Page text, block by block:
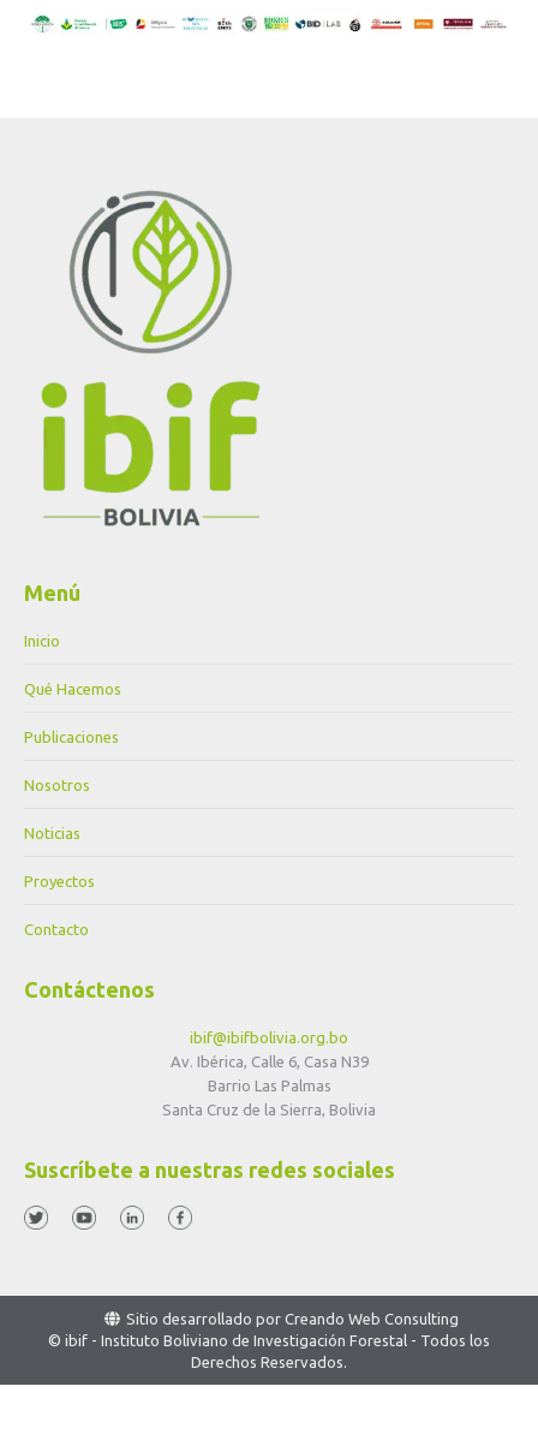
Menú
Inicio
Qué Hacemos
Publicaciones
Nosotros
Noticias
Proyectos
Contacto
Contáctenos
ibif@ibifbolivia.org.bo
Av. Ibérica, Calle 6, Casa N39
Barrio Las Palmas
Santa Cruz de la Sierra, Bolivia
Suscríbete a nuestras redes sociales
Sitio desarrollado por Creando Web Consulting
© ibif - Instituto Boliviano de Investigación Forestal - Todos los
Derechos Reservados.